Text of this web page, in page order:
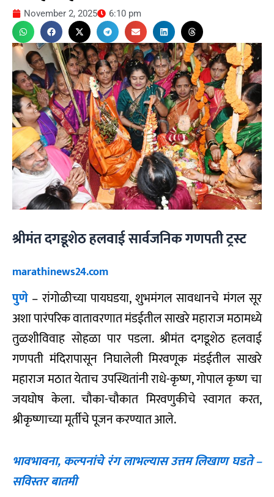
November 2, 2025 6:10 pm
श्रीमंत दगडूशेठ हलवाई सार्वजनिक गणपती ट्रस्ट
marathinews24.com
पुणे – रांगोळीच्या पायघडया, शुभमंगल सावधानचे मंगल सूर
अशा पारंपरिक वातावरणात मंडईतील साखरे महाराज मठामध्ये
तुळशीविवाह सोहळा पार पडला. श्रीमंत दगडूशेठ हलवाई
गणपती मंदिरापासून निघालेली मिरवणूक मंडईतील साखरे
महाराज मठात येताच उपस्थितांनी राधे-कृष्ण, गोपाल कृष्ण चा
जयघोष केला. चौका-चौकात मिरवणुकीचे स्वागत करत,
श्रीकृष्णाच्या मूर्तीचे पूजन करण्यात आले.
भावभावना, कल्पनांचे रंग लाभल्यास उत्तम लिखाण घडते –
सविस्तर बातमी